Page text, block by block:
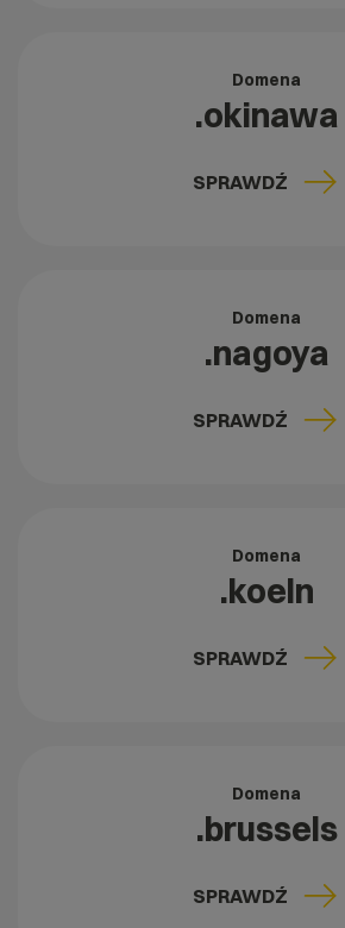
Domena
.okinawa
SPRAWDŹ
Domena
.nagoya
SPRAWDŹ
Domena
.koeln
SPRAWDŹ
Domena
.brussels
SPRAWDŹ